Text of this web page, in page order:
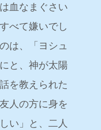
血なまぐさい
べて嫌いでし
は、「ヨシュ
と、神が太陽
を教えられた
人の方に身を
い」と、二人